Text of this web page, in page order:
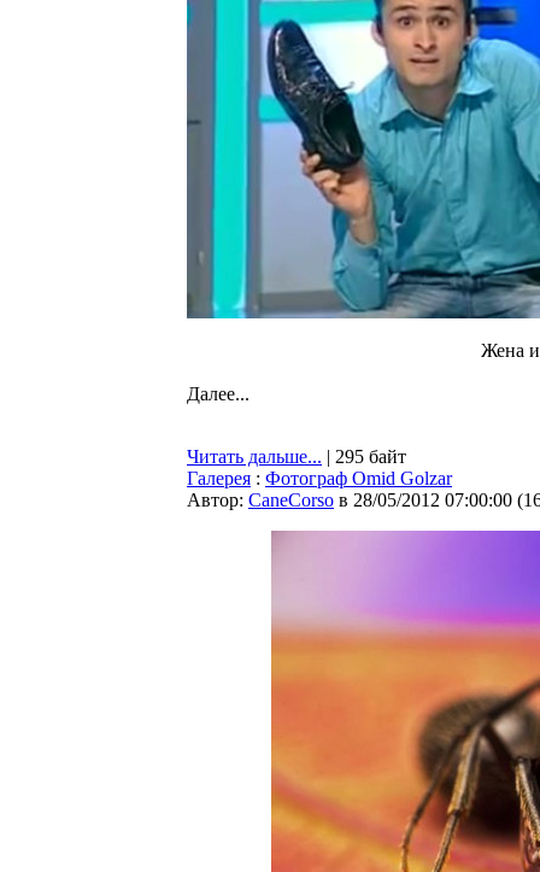
Жена и
Далее...
Читать дальше... | 295 байт
Галерея : Фотограф Omid Golzar
Автор: CaneCorso в 28/05/2012 07:00:00 (